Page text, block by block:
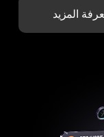
المزيد